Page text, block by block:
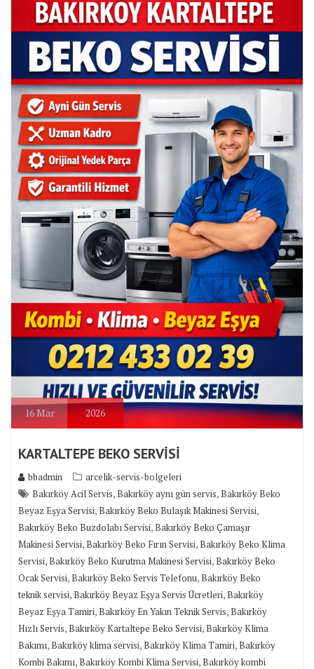
16Mar 2026
KARTALTEPE BEKO SERVİSİ
bbadmin
arcelik-servis-bolgeleri
Bakırköy Acil Servis,Bakırköy aynı gün servis,Bakırköy Beko
Beyaz Eşya Servisi,Bakırköy Beko Bulaşık Makinesi Servisi,
Bakırköy Beko Buzdolabı Servisi,Bakırköy Beko Çamaşır
Makinesi Servisi,Bakırköy Beko Fırın Servisi,Bakırköy Beko Klima
Servisi,Bakırköy Beko Kurutma Makinesi Servisi,Bakırköy Beko
Ocak Servisi,Bakırköy Beko Servis Telefonu,Bakırköy Beko
teknik servisi,Bakırköy Beyaz Eşya Servis Ücretleri,Bakırköy
Beyaz Eşya Tamiri,Bakırköy En Yakın Teknik Servis,Bakırköy
Hızlı Servis,Bakırköy Kartaltepe Beko Servisi,Bakırköy Klima
Bakımı,Bakırköy klima servisi,Bakırköy Klima Tamiri,Bakırköy
Kombi Bakımı,Bakırköy Kombi Klima Servisi,Bakırköy kombi